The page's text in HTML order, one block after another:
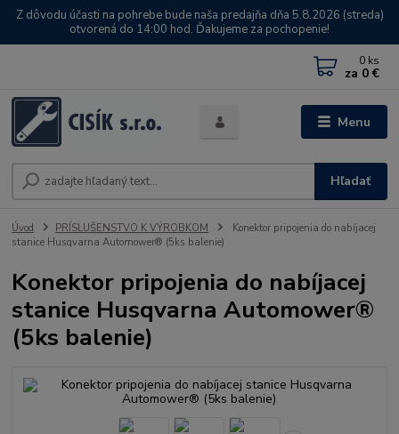
Z dôvodu účasti na pohrebe bude naša predajňa dňa 5.8.2026 (streda)
otvorená do 14:00 hod. Ďakujeme za pochopenie!
Menu
Hľadať
0 ks
za 0 €
Úvod PRÍSLUŠENSTVO K VÝROBKOM
Konektor pripojenia do nabíjacej
stanice Husqvarna Automower® (5ks balenie)
Konektor pripojenia do nabíjacej
stanice Husqvarna Automower®
(5ks balenie)